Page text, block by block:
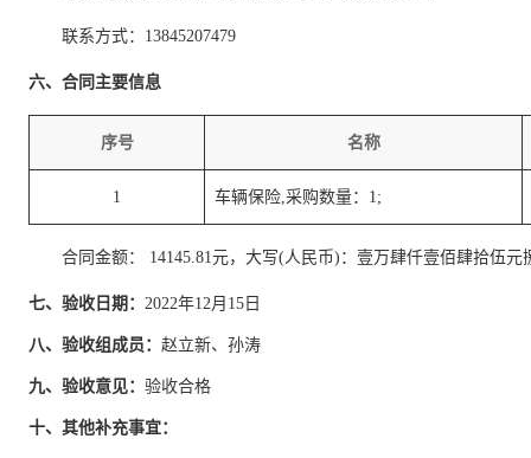
联系方式：13845207479
六、合同主要信息
序号 名称
1 车辆保险,采购数量：1;
合同金额： 14145.81元，大写(人民币)：壹万肆仟壹佰肆拾伍元
七、验收日期： 2022年12月15日
八、验收组成员： 赵立新、孙涛
九、验收意见： 验收合格
十、其他补充事宜：